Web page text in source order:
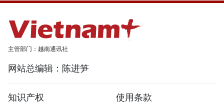
主管部门：越南通讯社
网站总编辑：陈进笋
知识产权
使用条款